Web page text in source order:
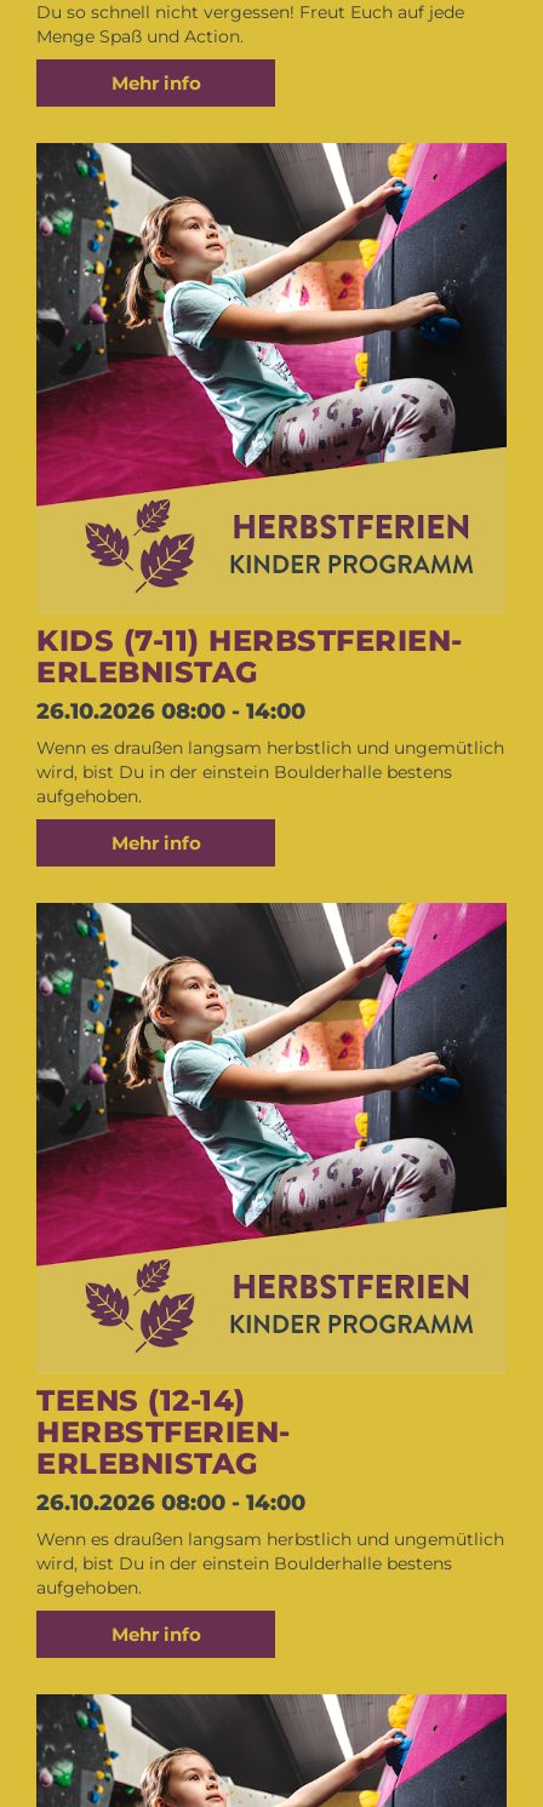
Du so schnell nicht vergessen! Freut Euch auf jede
Menge Spaß und Action.
Mehr info
KIDS (7-11) HERBSTFERIEN-
ERLEBNISTAG
26.10.2026 08:00 - 14:00
Wenn es draußen langsam herbstlich und ungemütlich
wird, bist Du in der einstein Boulderhalle bestens
aufgehoben.
Mehr info
TEENS (12-14)
HERBSTFERIEN-
ERLEBNISTAG
26.10.2026 08:00 - 14:00
Wenn es draußen langsam herbstlich und ungemütlich
wird, bist Du in der einstein Boulderhalle bestens
aufgehoben.
Mehr info